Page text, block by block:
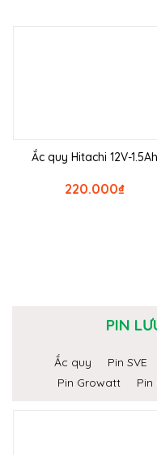
Ắc quy Hitachi 12V-1.5Ah
₫
220.000
PIN
Ắc quy Pin SVE
Pin Growatt